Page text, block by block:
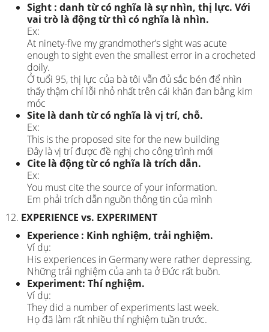
Sight : danh từ có nghĩa là sự nhìn, thị lực. Với
vai trò là động từ thì có nghĩa là nhìn.
Ex:
At ninety-five my grandmother’s sight was acute
enough to sight even the smallest error in a crocheted
doily.
Ở tuổi 95, thị lực của bà tôi vẫn đủ sắc bén để nhìn
thấy thậm chí lỗi nhỏ nhất trên cái khăn đan bằng kim
móc
Site là danh từ có nghĩa là vị trí, chỗ.
Ex:
This is the proposed site for the new building
Đây là vị trí được đề nghị cho công trình mới
Cite là động từ có nghĩa là trích dẫn.
Ex:
You must cite the source of your information.
Em phải trích dẫn nguồn thông tin của mình
EXPERIENCE vs. EXPERIMENT
Experience : Kinh nghiệm, trải nghiệm.
Ví dụ:
His experiences in Germany were rather depressing.
Những trải nghiệm của anh ta ở Đức rất buồn.
Experiment: Thí nghiệm.
Ví dụ:
They did a number of experiments last week.
Họ đã làm rất nhiều thí nghiệm tuần trước.